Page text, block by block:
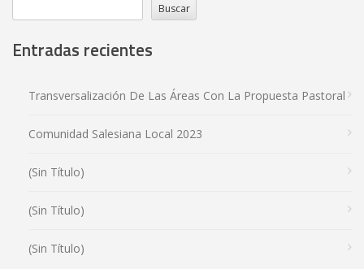
Buscar
Entradas recientes
Transversalización De Las Áreas Con La Propuesta Pastoral
Comunidad Salesiana Local 2023
(sin Título)
(sin Título)
(sin Título)